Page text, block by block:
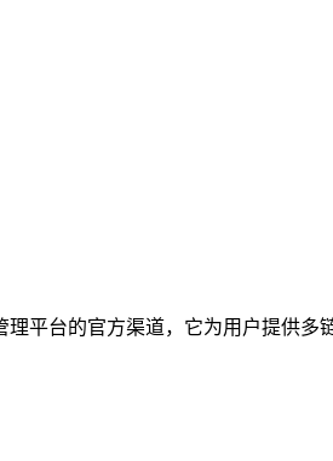
平台的官方渠道，它为用户提供